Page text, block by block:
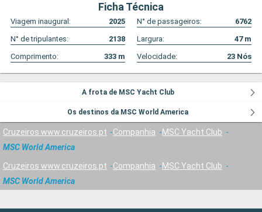
Ficha Técnica
Viagem inaugural: 2025 N° de passageiros:
6762
N° de tripulantes:
2138 Largura: 47m
Comprimento:
333 m Velocidade: 23 Nós
A frota de MSC Yacht Club
Os destinos da MSC World America
Cruzeiros www.cruzeiros.pt Companhia
MSC Yacht Club
MSC World America
Cruzeiros www.cruzeiros.pt Companhia
MSC Yacht Club
MSC World America